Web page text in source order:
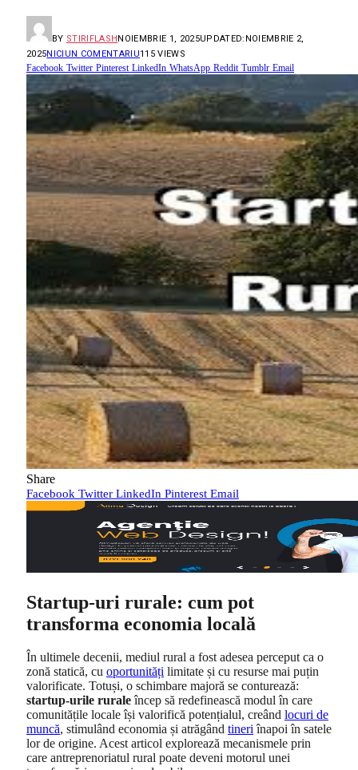
BY STIRIFLASHNOIEMBRIE 1, 2025UPDATED: NOIEMBRIE 2,
2025NICIUN COMENTARIU115VIEWS
Facebook Twitter Pinterest LinkedIn WhatsApp Reddit Tumblr Email
Share
Facebook Twitter LinkedIn Pinterest Email
Startup-uri rurale: cum pot
transforma economia locală
În ultimele decenii, mediul rural a fost adesea perceput ca o
zonă statică, cu oportunități limitate și cu resurse mai puțin
valorificate. Totuși, o schimbare majoră se conturează:
startup-urile ruraleîncep să redefinească modul în care
comunitățile locale își valorifică potențialul, creând locuri de
muncă, stimulând economia și atrăgând tineri înapoi în satele
lor de origine. Acest articol explorează mecanismele prin
care antreprenoriatul rural poate deveni motorul unei